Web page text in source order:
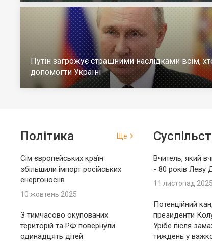
Путін загрожує страшними наслідками всім,
допомогти Україні
Політика Ще
Сім європейських країн
збільшили імпорт російських
енергоносіїв
10 жовтень 2025
З тимчасово окупованих
територій та РФ повернули
одинадцять дітей
Вчитель, який
- 80 років Леву
11 листопад 2025
Потенційний
президенти
Урібе після
тиждень у